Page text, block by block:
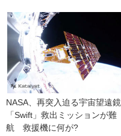
NASA、再突入迫る宇宙望遠鏡
「Swift」救出ミッションが難
航　救援機に何が?